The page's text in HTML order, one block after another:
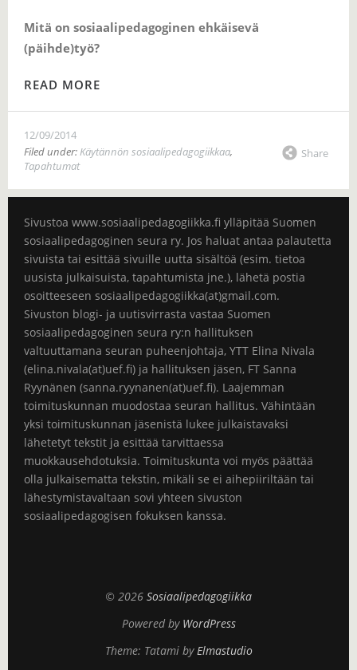
Mitä on sosiaalipedagoginen ehkäisevä
(päihde)työ?
READ MORE
12/09/2014
Filed under:Käytännön sosiaalipedagogiikkaa,
Tapahtumat
Share
Sivustoa www.sosiaalipedagogiikka.fi ylläpitää Suomen
sosiaalipedagoginen seura ry. Jos haluat antaa palautetta
sivuista tai esittää sivuille uutta sisältöä (esim. tietoa
uusista julkaisuista, tapahtumista jne.), lähetä postia
osoitteeseen sosiaalipedagogiikka(at)gmail.com.
Sivuston blogi- ja uutisvirrasta vastaa Suomen
sosiaalipedagoginen seura ry:n hallituksen
valtuuttamana seuran puheenjohtaja, YTT Elina Nivala
(elina.nivala(at)uef.fi) ja hallituksen jäsen, FT Sanna
Ryynänen (sanna.ryynanen(at)uef.fi). Laajemman
toimituskunnan muodostaa seuran hallitus. Vähintään
yksi toimituskunnan jäsenistä lukee julkaistavaksi
lähetetyt tekstit ja esittää tarvittaessa
muokkausehdotuksia. Toimituskunta voi myös päättää
olla julkaisematta tekstin, mikäli se ei aihepiiriltään tai
lähestymistavaltaan sovi yhteen sivuston
sosiaalipedagogisen fokuksen kanssa.
© 2026 Sosiaalipedagogiikka
Powered by WordPress
Theme: Tatami byElmastudio